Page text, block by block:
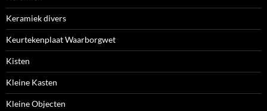
Keramiek divers
Keurtekenplaat Waarborgwet
Kisten
Kleine Kasten
Kleine Objecten